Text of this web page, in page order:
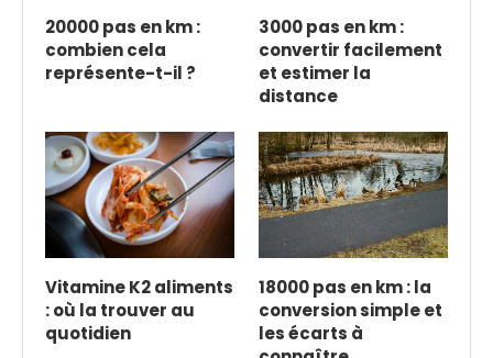
20000 pas en km :
combien cela
représente-t-il ?
3000 pas en km :
convertir facilement
et estimer la
distance
Vitamine K2 aliments
: où la trouver au
quotidien
18000 pas en km : la
conversion simple et
les écarts à